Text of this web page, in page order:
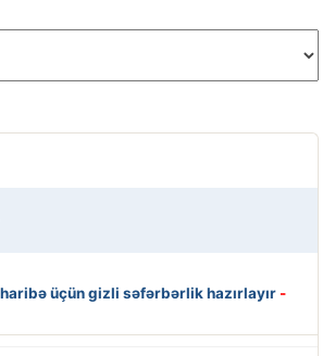
üçün gizli səfərbərlik hazırlayır -